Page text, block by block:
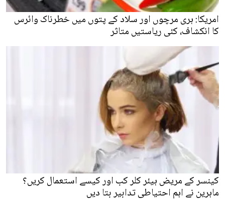
امریکا: ہری مرچوں اور سلاد کے پتوں میں خطرناک وائرس
کا انکشاف، کئی ریاستیں متاثر
کینسر کے مریض ہیئر کلر کب اور کیسے استعمال کریں؟
ماہرین نے اہم احتیاطی تدابیر بتا دیں